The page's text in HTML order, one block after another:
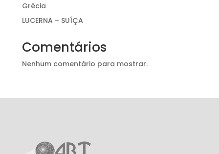
Grécia
LUCERNA – SUÍÇA
Comentários
Nenhum comentário para mostrar.